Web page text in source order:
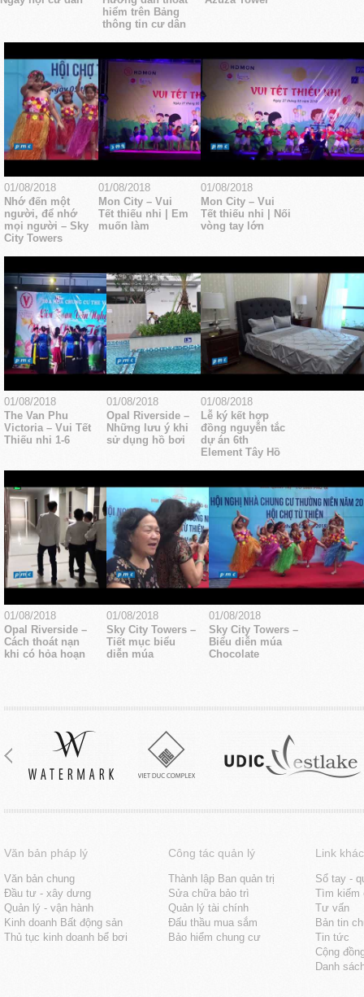
hiểm trên Bảng
thông tin cư dân
01/08/2018
Nhớ đến một
người, để nhớ
mọi người – Sky
City Towers
01/08/2018
Mon City – Vui
Tết thiếu nhi | Em
muốn làm
01/08/2018
Mon City – Vui
Tết thiếu nhi | Nối
vòng tay lớn
01/08/2018
The Van Phu
Victoria – Vui Tết
Thiếu nhi 1-6
01/08/2018
Opal Riverside –
Những lưu ý khi
sử dụng hồ bơi
01/08/2018
Lễ ký kết hợp
đồng nguyễn tắc
dự án 6th
Element Tây Hồ
01/08/2018
Opal Riverside –
Cách thoát nạn
khi có hỏa hoạn
01/08/2018
Sky City Towers –
Tiết mục biểu
diễn múa
01/08/2018
Sky City Towers –
Biểu diễn múa
Chocolate
Văn bản pháp lý
Văn bản chung
Đầu tư - xây dưng
Quản lý - vận hành
Kinh doanh Bất động sản
Thủ tục kinh doanh bể bơi
Công tác quản lý
Thành lập Ban quản trị
Sửa chữa bảo trì
Quản lý tài chính
Đấu thầu mua sắm
Bảo hiểm chung cư
Link khác
Sổ tay -
Tìm kiếm
Tư vấn
Bản tin
Tin tức
Cộng
Danh